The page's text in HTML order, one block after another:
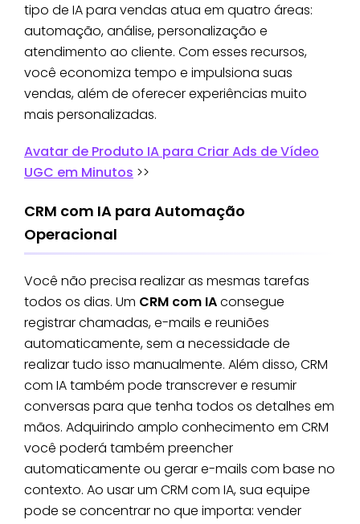
tipo de IA para vendas atua em quatro áreas:
automação, análise, personalização e
atendimento ao cliente. Com esses recursos,
você economiza tempo e impulsiona suas
vendas, além de oferecer experiências muito
mais personalizadas.
Avatar de Produto IA para Criar Ads de Vídeo
UGC em Minutos >>
CRM com IA para Automação
Operacional
Você não precisa realizar as mesmas tarefas
todos os dias. Um CRM com IAconsegue
registrar chamadas, e-mails e reuniões
automaticamente, sem a necessidade de
realizar tudo isso manualmente. Além disso, CRM
com IA também pode transcrever e resumir
conversas para que tenha todos os detalhes em
mãos. Adquirindo amplo conhecimento em CRM
você poderá também preencher
automaticamente ou gerar e-mails com base no
contexto. Ao usar um CRM com IA, sua equipe
pode se concentrar no que importa: vender